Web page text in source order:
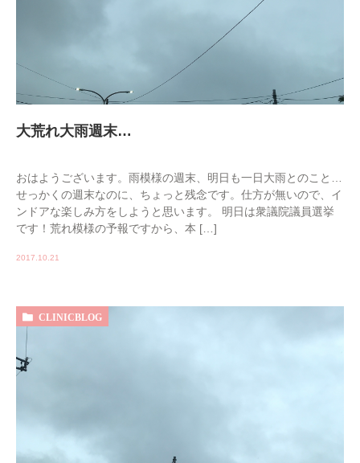
大荒れ大雨週末…
おはようございます。雨模様の週末、明日も一日大雨とのこと…
せっかくの週末なのに、ちょっと残念です。仕方が無いので、イ
ンドアな楽しみ方をしようと思います。 明日は衆議院議員選挙
です！荒れ模様の予報ですから、本 […]
2017.10.21
CLINICBLOG